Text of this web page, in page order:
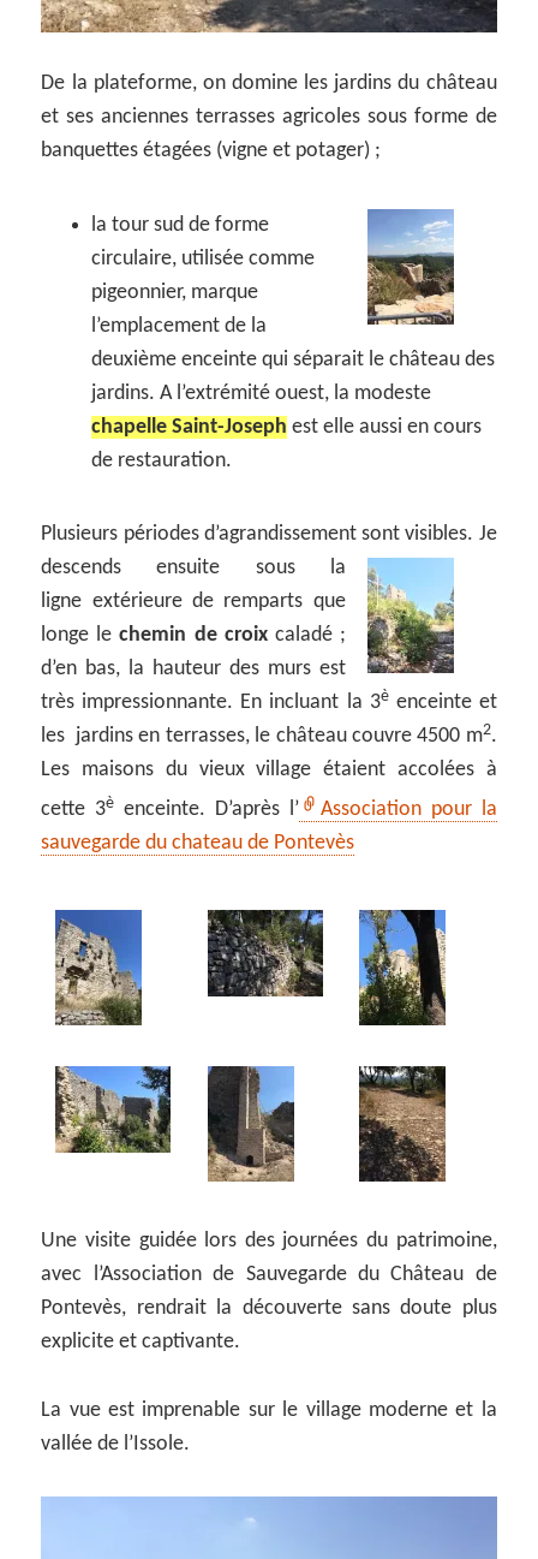
De la plateforme, on domine les jardins du château
et ses anciennes terrasses agricoles sous forme de
banquettes étagées (vigne et potager) ;
la tour sud de forme
circulaire, utilisée comme
pigeonnier, marque
l’emplacement de la
deuxième enceinte qui séparait le château des
jardins. A l’extrémité ouest, la modeste
chapelle Saint-Joseph est elle aussi en cours
de restauration.
Plusieurs périodes d’agrandissement sont visibles. Je
descends ensuite sous la
ligne extérieure de remparts que
longe lechemin de croixcaladé ;
d’en bas, la hauteur des murs est
très impressionnante. En incluant la 3èenceinte et
les jardins en terrasses, le château couvre 4500 m2.
Les maisons du vieux village étaient accolées à
cette 3è enceinte. D’après l’
Association pour la
sauvegarde du chateau de Pontevès
Une visite guidée lors des journées du patrimoine,
avec l’Association de Sauvegarde du Château de
Pontevès, rendrait la découverte sans doute plus
explicite et captivante.
La vue est imprenable sur le village moderne et la
vallée de l’Issole.